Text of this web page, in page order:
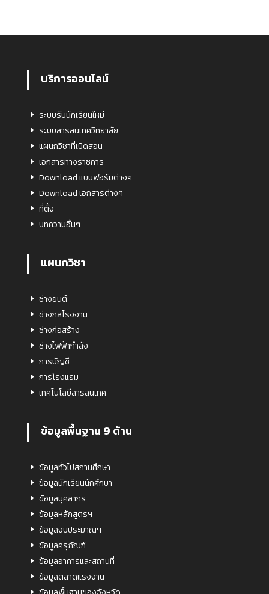
บริการออนไลน์
ระบบรับนักเรียนใหม่
ระบบสารสนเทศวิทยาลัย
แผนกวิชาที่เปิดสอน
เอกสารทางราชการ
Download แบบฟอร์มต่างๆ
Download เอกสารต่างๆ
ที่ตั้ง
บทความอื่นๆ
แผนกวิชา
ช่างยนต์
ช่างกลโรงงาน
ช่างก่อสร้าง
ช่างไฟฟ้ากำลัง
การบัญชี
การโรงแรม
เทคโนโลยีสารสนเทศ
ข้อมูลพื้นฐาน 9 ด้าน
ข้อมูลทั่วไปสถานศึกษา
ข้อมูลนักเรียนนักศึกษา
ข้อมูลบุคลากร
ข้อมูลหลักสูตรฯ
ข้อมูลงบประมาณฯ
ข้อมูลครุภัณฑ์
ข้อมูลอาคารและสถานที่
ข้อมูลตลาดแรงงาน